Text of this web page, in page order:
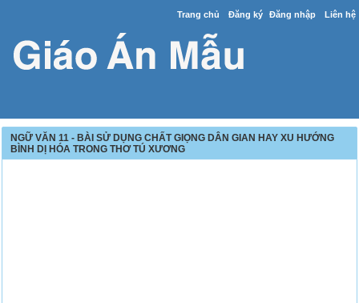
Trang chủ Đăng ký Đăng nhập Liên hệ
NGỮ VĂN 11 - BÀI SỬ DỤNG CHẤT GIỌNG DÂN GIAN HAY XU HƯỚNG
BÌNH DỊ HÓA TRONG THƠ TÚ XƯƠNG